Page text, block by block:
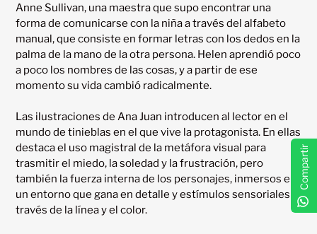
Anne Sullivan, una maestra que supo encontrar una
forma de comunicarse con la niña a través del alfabeto
manual, que consiste en formar letras con los dedos en la
palma de la mano de la otra persona. Helen aprendió poco
a poco los nombres de las cosas, y a partir de ese
momento su vida cambió radicalmente.
Las ilustraciones de Ana Juan introducen al lector en el
mundo de tinieblas en el que vive la protagonista. En ellas
destaca el uso magistral de la metáfora visual para
trasmitir el miedo, la soledad y la frustración, pero
también la fuerza interna de los personajes, inmersos en
un entorno que gana en detalle y estímulos sensoriales a
través de la línea y el color.
Compartir